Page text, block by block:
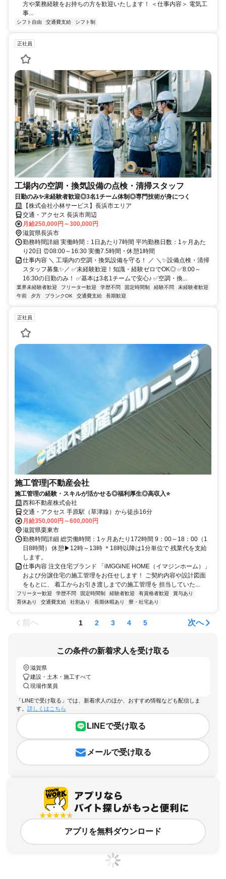
方や業務経験をお持ちの方を歓迎いたします！ ＜仕事内容＞ 電気工
事...
シフト自由 交通費支給 シフト制
正社員
工場内の空調・換気設備の点検・清掃スタッフ
日勤のみ✨未経験者歓迎◎3名1チーム体制◎専門技術が身につく
【株式会社小林サービス】長浜市エリア
交通・アクセス 長浜市周辺
月給250,000円～300,000円
滋賀県長浜市
勤務時間詳細 実働時間：1日あたり7時間 平均勤務日数：1ヶ月あた
り20日 ⏰08:00～16:30 実働7.5時間・休憩1時間
仕事内容 ＼ 工場内の空調・換気設備を守る！ ／ ＼✨設備点検・清掃
スタッフ募集✨／ ✅未経験歓迎！知識・経験ゼロでOK◎ ✅8:00～
16:30の日勤のみ！ ✅基本は3名1チームで安心♪ ✅空調・換...
業界未経験者歓迎 フリーター歓迎 学歴不問 固定時間制 経験不問
未経験者歓迎
午前
夕方 ブランクOK 交通費支給 長期歓迎
正社員
施工管理|不動産会社
施工管理の経験・スキルが活かせる◎福利厚生◎高収入⭐
西和不動産株式会社
交通・アクセス 手原駅（草津線）から徒歩16分
月給350,000円～600,000円
滋賀県栗東市
勤務時間詳細 総労働時間：1ヶ月あたり172時間 9：00～18：00（1
日8時間） 休憩▶12時～13時 ＊18時以降は1分単位で 残業代を支給
します。
仕事内容 注文住宅ブランド 「iMGGiNE HOME（イマジンホーム）」
および分譲住宅の施工管理をお任せします！ ご契約内容や設計図面
をもとに、 着工からお引き渡しまでの施工管理を 担当していた...
フリーター歓迎 学歴不問 固定時間制 経験者歓迎 有資格者歓迎
賞与あり
育休あり
交通費支給 社割あり 長期休暇あり 寮・社宅あり
前へ 1 2 3 4 5 次へ
この条件の新着求人を受け取る
滋賀県
建設・土木・施工すべて
現場作業員
「LINEで受け取る」では、新着求人のほか、おすすめ情報なども配信しま
す。 詳しくはこちら
LINEで受け取る
メールで受け取る
アプリを無料ダウンロード